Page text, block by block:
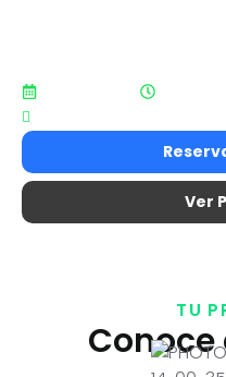
Ver
TU